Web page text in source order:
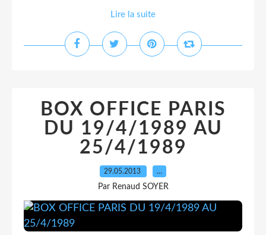
Lire la suite
BOX OFFICE PARIS
DU 19/4/1989 AU
25/4/1989
29.05.2013 …
Par Renaud SOYER